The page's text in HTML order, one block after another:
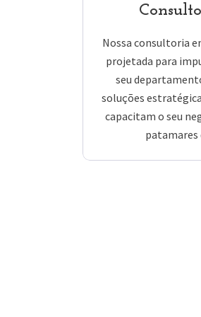
Nossa consultoria
projetada para
seu
soluções
capacitam o seu
patamares